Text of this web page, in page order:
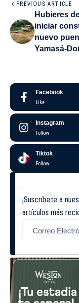
PREVIOUS ARTICLE
Hubieres
iniciar
nuevo
Yamasá-
Facebook
Like
Instagram
Follow
Tiktok
Follow
¡Suscríbete a
artículos más